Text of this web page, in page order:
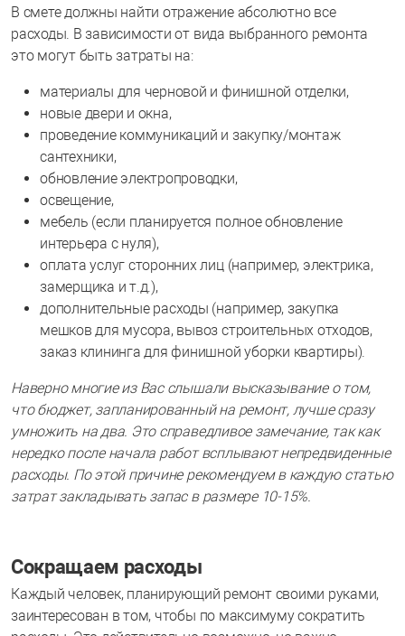
В смете должны найти отражение абсолютно все
расходы. В зависимости от вида выбранного ремонта
это могут быть затраты на:
материалы для черновой и финишной отделки,
новые двери и окна,
проведение коммуникаций и закупку/монтаж
сантехники,
обновление электропроводки,
освещение,
мебель (если планируется полное обновление
интерьера с нуля),
оплата услуг сторонних лиц (например, электрика,
замерщика и т.д.),
дополнительные расходы (например, закупка
мешков для мусора, вывоз строительных отходов,
заказ клининга для финишной уборки квартиры).
Наверно многие из Вас слышали высказывание о том,
что бюджет, запланированный на ремонт, лучше сразу
умножить на два. Это справедливое замечание, так как
нередко после начала работ всплывают непредвиденные
расходы. По этой причине рекомендуем в каждую статью
затрат закладывать запас в размере 10-15%.
Сокращаем расходы
Каждый человек, планирующий ремонт своими руками,
заинтересован в том, чтобы по максимуму сократить